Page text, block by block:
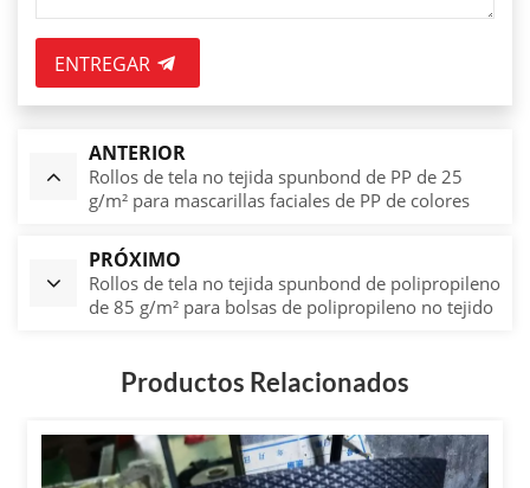
ENTREGAR
ANTERIOR
Rollos de tela no tejida spunbond de PP de 25
g/m² para mascarillas faciales de PP de colores
PRÓXIMO
Rollos de tela no tejida spunbond de polipropileno
de 85 g/m² para bolsas de polipropileno no tejido
Productos Relacionados